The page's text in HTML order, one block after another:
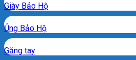
Giày Bảo Hộ
Ủng Bảo Hộ
Găng tay